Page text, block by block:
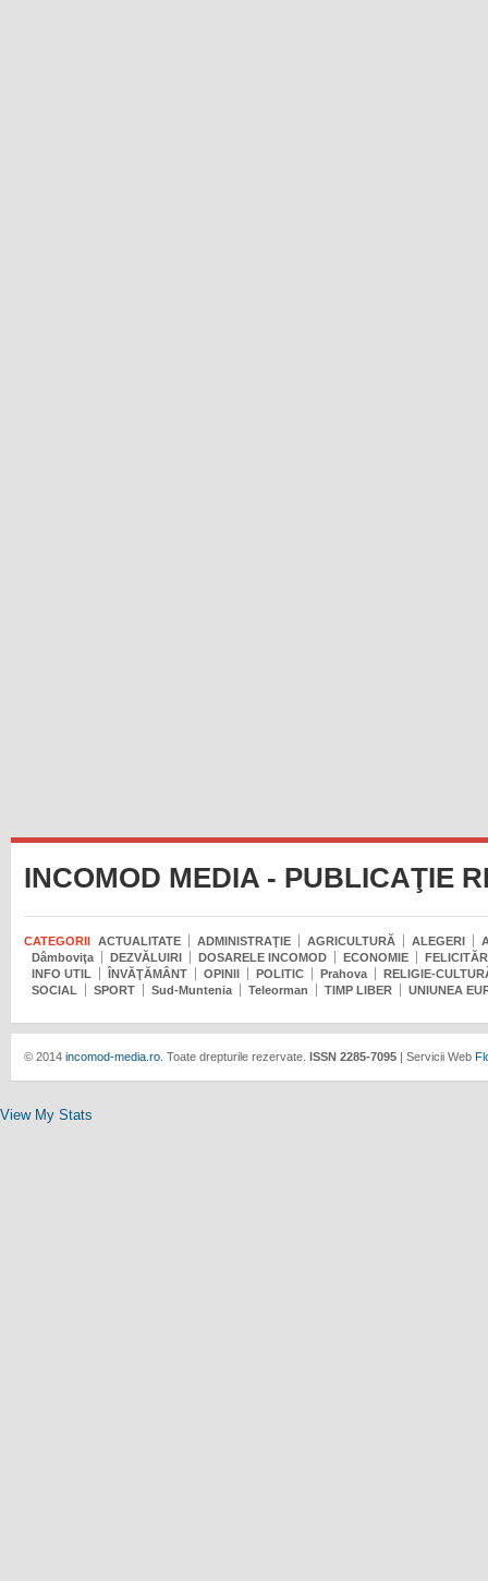
INCOMOD MEDIA - PUBLICAŢIE
CATEGORII ACTUALITATE ADMINISTRAŢIE AGRICULTURĂ ALEGERI
Dâmboviţa
DEZVĂLUIRI DOSARELE INCOMOD ECONOMIE
INFO UTIL
ÎNVĂŢĂMÂNT OPINII POLITIC Prahova
RELIGIE-
SOCIAL
SPORT Sud-Muntenia Teleorman TIMP LIBER UNIUNEA
© 2014incomod-media.ro. Toate drepturile rezervate. ISSN 2285-7095| Servicii Web
View My Stats